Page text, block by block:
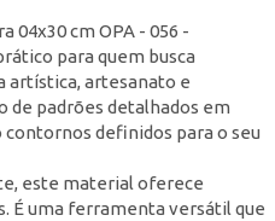
04x30 cm OPA - 056 -
para quem busca
artística, artesanato e
de padrões detalhados em
definidos para o seu
este material oferece
É uma ferramenta versátil que